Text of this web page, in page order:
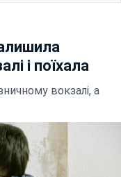
і поїхала
вокзалі, а